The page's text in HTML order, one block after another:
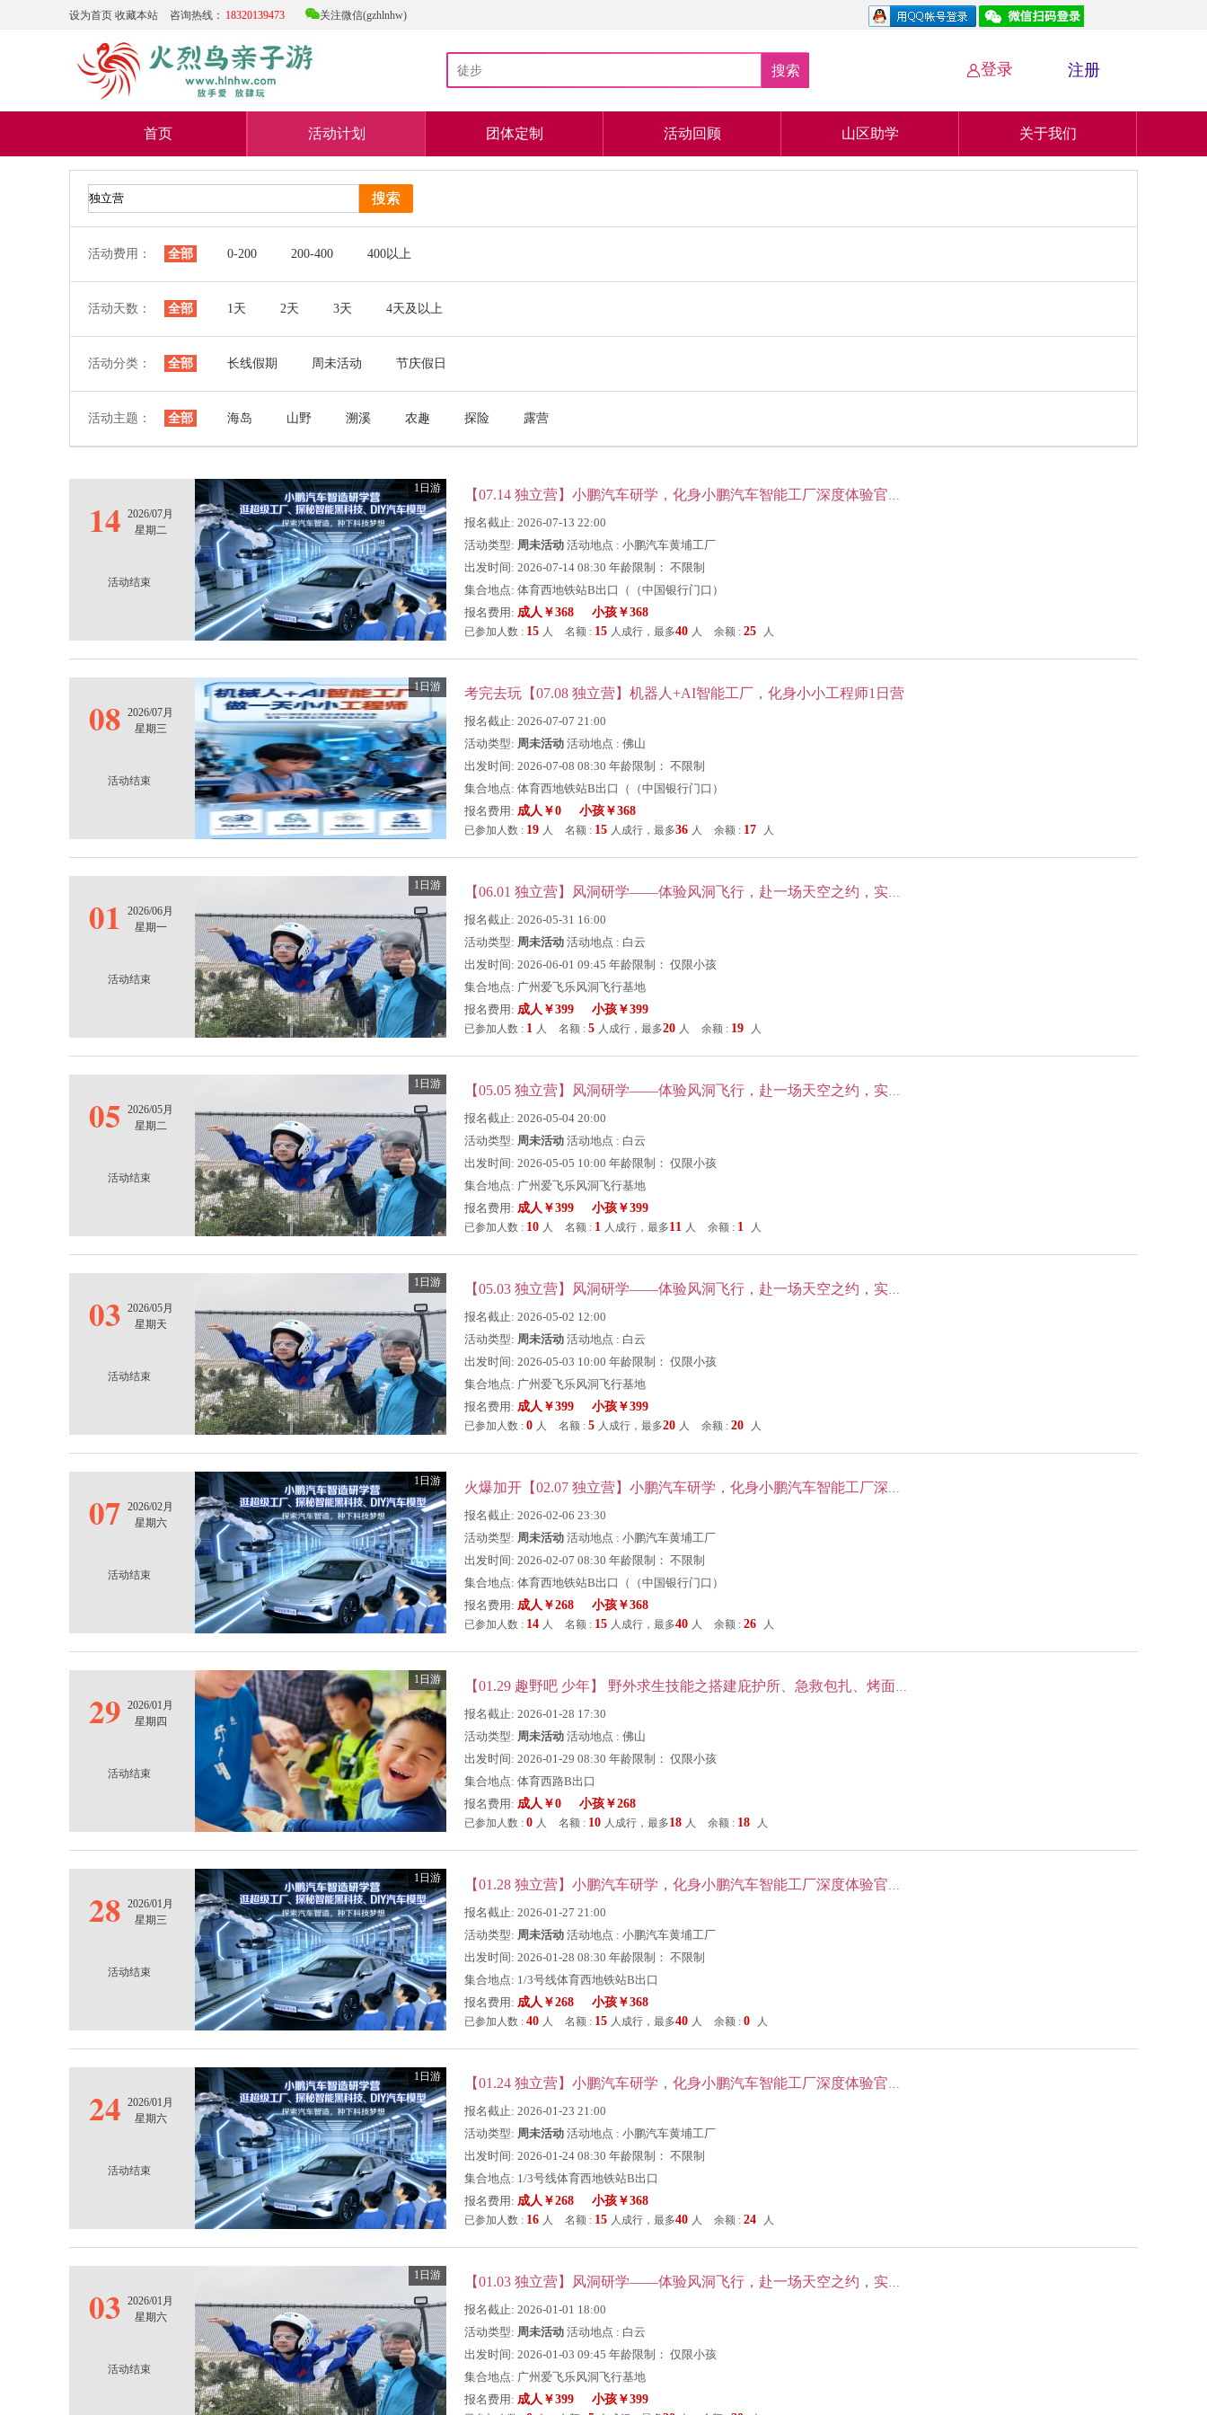
设为首页 收藏本站 咨询热线： 18320139473 关注微信(gzhlnhw)
搜索 登录 注册
首页 活动计划 团体定制 活动回顾 山区助学 关于我们
活动费用： 全部 0-200 200-400 400以上
活动天数： 全部 1天 2天 3天 4天及以上
活动分类： 全部 长线假期 周未活动 节庆假日
活动主题： 全部 海岛 山野 溯溪 农趣 探险 露营
14 2026/07月
星期二
活动结束
1日游
报名截止: 2026-07-13 22:00
活动类型: 周未活动 活动地点 : 小鹏汽车黄埔工厂
出发时间: 2026-07-14 08:30 年龄限制： 不限制
集合地点: 体育西地铁站B出口（（中国银行门口）
报名费用: 成人￥368 小孩￥368
已参加人数 : 15 人 名额 : 15 人成行，最多40 人 余额 : 25 人
08 2026/07月
星期三
活动结束
1日游 考完去玩【07.08 独立营】机器人+AI智能工厂，化身小小工程师1日营
报名截止: 2026-07-07 21:00
活动类型: 周未活动 活动地点 : 佛山
出发时间: 2026-07-08 08:30 年龄限制： 不限制
集合地点: 体育西地铁站B出口（（中国银行门口）
报名费用: 成人￥0 小孩￥368
已参加人数 : 19 人 名额 : 15 人成行，最多36 人 余额 : 17 人
01
2026/06月
星期一
活动结束
1日游
报名截止: 2026-05-31 16:00
活动类型: 周未活动 活动地点 : 白云
出发时间: 2026-06-01 09:45 年龄限制： 仅限小孩
集合地点: 广州爱飞乐风洞飞行基地
报名费用: 成人￥399 小孩￥399
已参加人数 : 1 人 名额 : 5 人成行，最多20 人 余额 : 19 人
05 2026/05月
星期二
活动结束
1日游
报名截止: 2026-05-04 20:00
活动类型: 周未活动 活动地点 : 白云
出发时间: 2026-05-05 10:00 年龄限制： 仅限小孩
集合地点: 广州爱飞乐风洞飞行基地
报名费用: 成人￥399 小孩￥399
已参加人数 : 10 人 名额 : 1 人成行，最多11 人 余额 : 1 人
03 2026/05月
星期天
活动结束
1日游
报名截止: 2026-05-02 12:00
活动类型: 周未活动 活动地点 : 白云
出发时间: 2026-05-03 10:00 年龄限制： 仅限小孩
集合地点: 广州爱飞乐风洞飞行基地
报名费用: 成人￥399 小孩￥399
已参加人数 : 0 人 名额 : 5 人成行，最多20 人 余额 : 20 人
07 2026/02月
星期六
活动结束
1日游
报名截止: 2026-02-06 23:30
活动类型: 周未活动 活动地点 : 小鹏汽车黄埔工厂
出发时间: 2026-02-07 08:30 年龄限制： 不限制
集合地点: 体育西地铁站B出口（（中国银行门口）
报名费用: 成人￥268 小孩￥368
已参加人数 : 14 人 名额 : 15 人成行，最多40 人 余额 : 26 人
29 2026/01月
星期四
活动结束
1日游
报名截止: 2026-01-28 17:30
活动类型: 周未活动 活动地点 : 佛山
出发时间: 2026-01-29 08:30 年龄限制： 仅限小孩
集合地点: 体育西路B出口
报名费用: 成人￥0 小孩￥268
已参加人数 : 0 人 名额 : 10 人成行，最多18 人 余额 : 18 人
28 2026/01月
星期三
活动结束
1日游
报名截止: 2026-01-27 21:00
活动类型: 周未活动 活动地点 : 小鹏汽车黄埔工厂
出发时间: 2026-01-28 08:30 年龄限制： 不限制
集合地点: 1/3号线体育西地铁站B出口
报名费用: 成人￥268 小孩￥368
已参加人数 : 40 人 名额 : 15 人成行，最多40 人 余额 : 0 人
24 2026/01月
星期六
活动结束
1日游
报名截止: 2026-01-23 21:00
活动类型: 周未活动 活动地点 : 小鹏汽车黄埔工厂
出发时间: 2026-01-24 08:30 年龄限制： 不限制
集合地点: 1/3号线体育西地铁站B出口
报名费用: 成人￥268 小孩￥368
已参加人数 : 16 人 名额 : 15 人成行，最多40 人 余额 : 24 人
03 2026/01月
星期六
活动结束
1日游
报名截止: 2026-01-01 18:00
活动类型: 周未活动 活动地点 : 白云
出发时间: 2026-01-03 09:45 年龄限制： 仅限小孩
集合地点: 广州爱飞乐风洞飞行基地
报名费用: 成人￥399 小孩￥399